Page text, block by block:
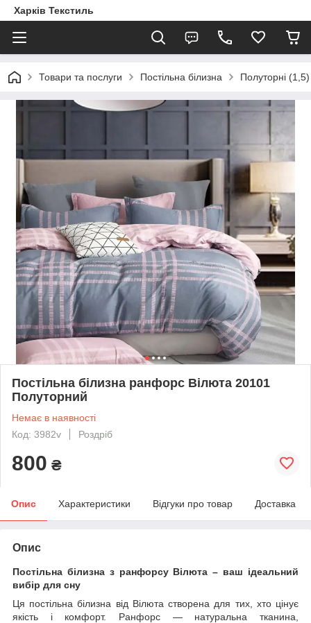
Харків Текстиль
Товари та послуги Постільна білизна Полуторні (1,5)
Постільна білизна ранфорс Вілюта 20101
Полуторний
Немає в наявності
Код: 3982v
Роздріб
800 ₴
Опис Характеристики Відгуки про товар Доставка
Опис
Постільна білизна з ранфорсу Вілюта – ваш ідеальний
вибір для сну
Ця постільна білизна від Вілюта створена для тих, хто цінує
якість і комфорт. Ранфорс — натуральна тканина,